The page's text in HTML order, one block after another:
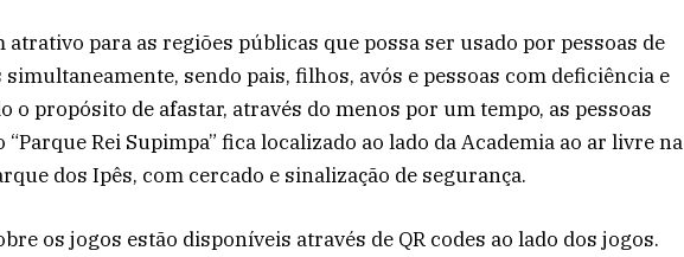
para as regiões públicas que possa ser usado por pessoas de
simultaneamente, sendo pais, filhos, avós e pessoas com deficiência e
o propósito de afastar, através do menos por um tempo, as pessoas
“Parque Rei Supimpa” fica localizado ao lado da Academia ao ar livre na
dos Ipês, com cercado e sinalização de segurança.
os jogos estão disponíveis através de QR codes ao lado dos jogos.